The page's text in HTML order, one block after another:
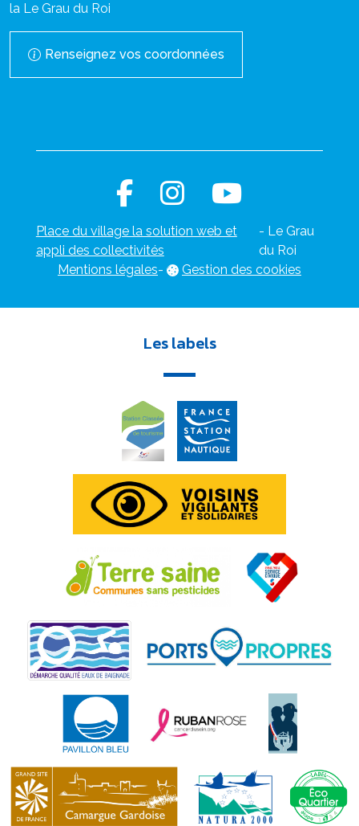
la Le Grau du Roi
Renseignez vos coordonnées
Place du village la solution web et
appli des collectivités
- Le Grau
du Roi
Mentions légales- Gestion des cookies
Les labels